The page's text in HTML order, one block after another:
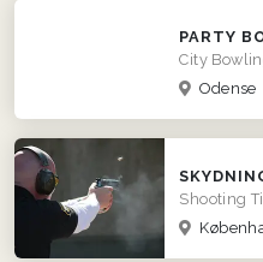
City
Odense
Shooting